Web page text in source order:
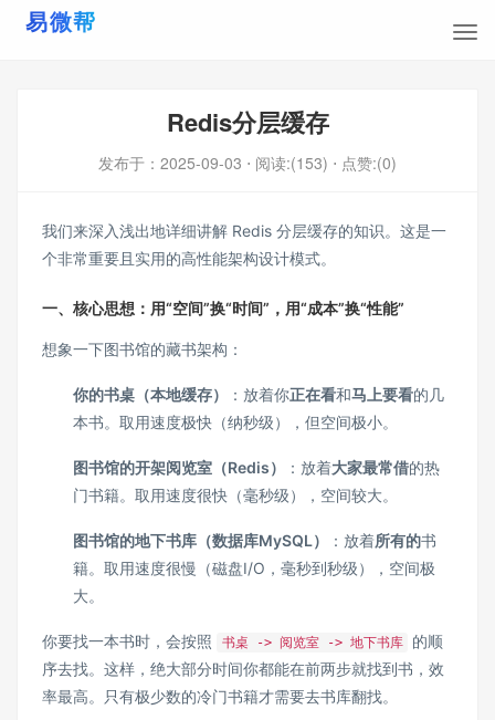
Redis分层缓存
发布于： 2025-09-03 ⋅ 阅读:(153) ⋅ 点赞:(0)
我们来深入浅出地详细讲解 Redis 分层缓存的知识。这是一
个非常重要且实用的高性能架构设计模式。
一、核心思想：用“空间”换“时间”，用“成本”换“性能”
想象一下图书馆的藏书架构：
你的书桌（本地缓存） ：放着你正在看和马上要看的几
本书。取用速度极快（纳秒级），但空间极小。
图书馆的开架阅览室（Redis） ：放着大家最常借的热
门书籍。取用速度很快（毫秒级），空间较大。
图书馆的地下书库（数据库MySQL） ：放着所有的书
籍。取用速度很慢（磁盘I/O，毫秒到秒级），空间极
大。
你要找一本书时，会按照 书桌 -> 阅览室 -> 地下书库
的顺
序去找。这样，绝大部分时间你都能在前两步就找到书，效
率最高。只有极少数的冷门书籍才需要去书库翻找。